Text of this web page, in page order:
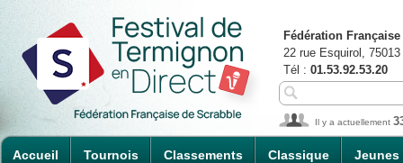
Accueil Tournois Classements Classique Jeunes
Fédération
22 rue Esquirol,
Tél : 01.53.92.53.20
Il y a actuellement